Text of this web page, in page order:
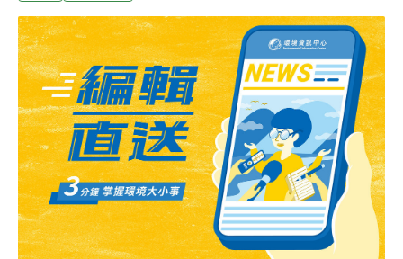
後更遠處還有一個距離地球107億光年的小星系，兩者正
好與地球呈現「三點一直線」排列。黃活生說，改寫最遙
遠觀測星系紀錄的意義，在於讓研究員得以多穿越幾10億
年的時空，研究星系演化的過程，包括「暗物質」的謎
團。的遙遠星系，性質似乎大為不同。未來深入研究，有
助於解開宇宙起源之謎。